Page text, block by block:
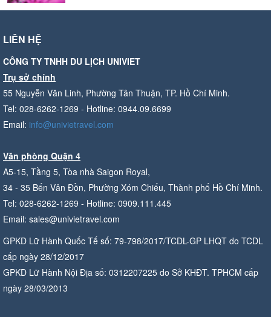
LIÊN HỆ
CÔNG TY TNHH DU LỊCH UNIVIET
Trụ sở chính
55 Nguyễn Văn Linh, Phường Tân Thuận, TP. Hồ Chí Minh.
Tel: 028-6262-1269 - Hotline: 0944.09.6699
Email: info@univietravel.com
Văn phòng Quận 4
A5-15, Tầng 5, Tòa nhà Saigon Royal,
34 - 35 Bến Vân Đồn, Phường Xóm Chiếu, Thành phố Hồ Chí Minh.
Tel: 028-6262-1269 - Hotline: 0909.111.445
Email: sales@univietravel.com
GPKD Lữ Hành Quốc Tế số: 79-798/2017/TCDL-GP LHQT do TCDL
cấp ngày 28/12/2017
GPKD Lữ Hành Nội Địa số: 0312207225 do Sở KHĐT. TPHCM cấp
ngày 28/03/2013